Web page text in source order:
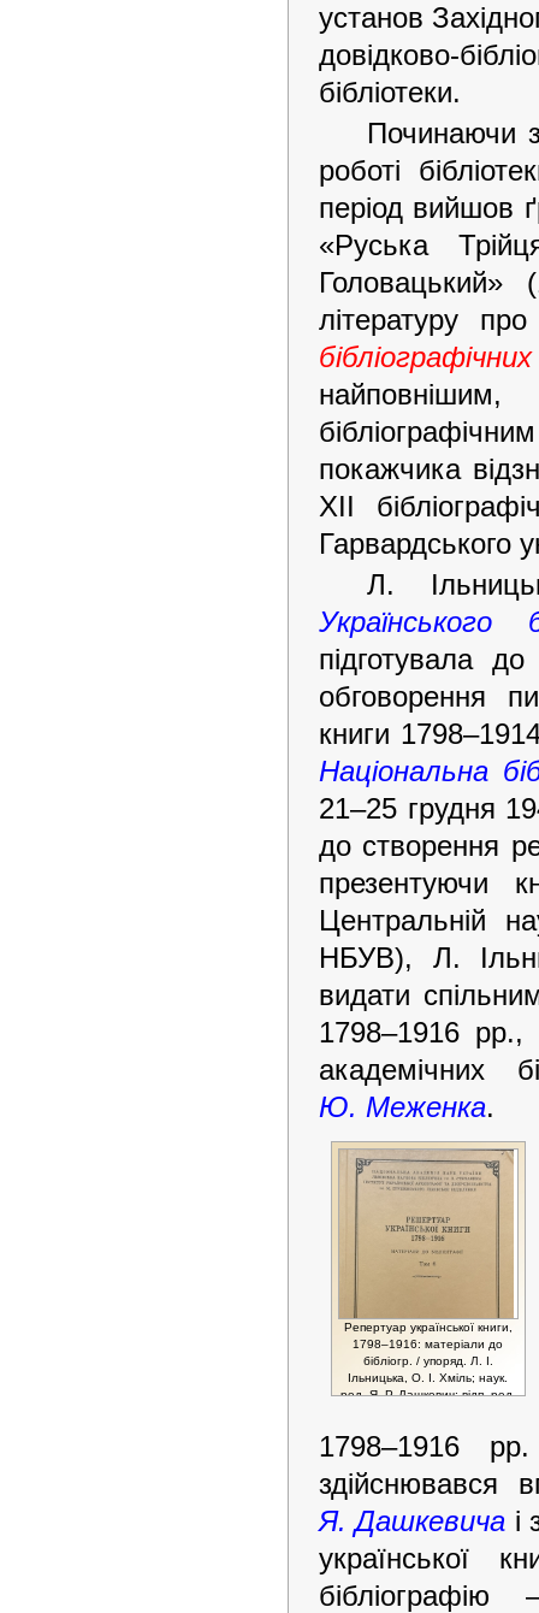
установ
довідково-
бібліотеки.
Починаючи
роботі
період вийшов
«Руська
літературу
покажчика
XII
Гарвардського
Л.
Українського
підготувала
обговорення
книги
Національна
21–25 грудня
до створення
презентуючи
Центральній
НБУВ), Л.
видати
1798–1916 рр.,
академічних
Ю. Меженка.
Репертуар української книги,
1798–1916: матеріали до
бібліогр. / упоряд. Л. І.
Ільницька, О. І. Хміль; наук.
ред. Я. Р. Дашкевич; відп. ред.
1798–1916
здійснювався
Я. Дашкевича і
української